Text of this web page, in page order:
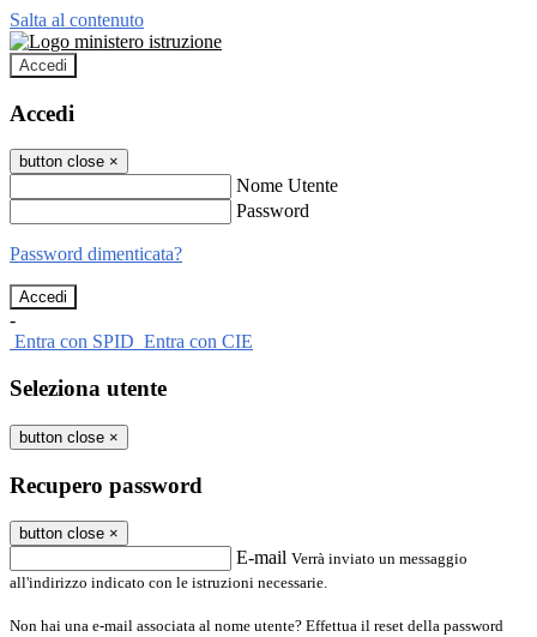
Salta al contenuto
Accedi
Accedi
button close ×
Nome Utente
Password
Password dimenticata?
-
Entra con SPID Entra con CIE
Seleziona utente
button close ×
Recupero password
button close ×
E-mail Verrà inviato un messaggio
all'indirizzo indicato con le istruzioni necessarie.
Non hai una e-mail associata al nome utente? Effettua il reset della password